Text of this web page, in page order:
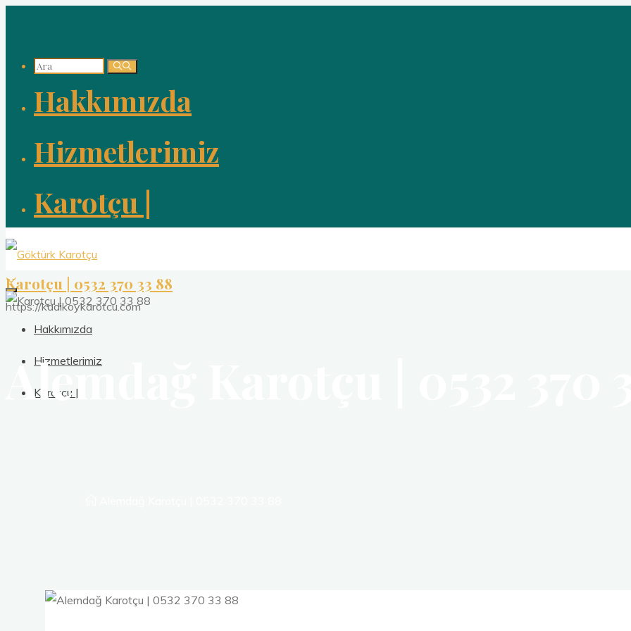
Arama:
Hakkımızda
Hizmetlerimiz
Karotçu |
Karotçu | 0532 370 33 88
https://kadikoykarotcu.com
Hakkımızda
Hizmetlerimiz
Karotçu |
Alemdağ Karotçu | 0532 370